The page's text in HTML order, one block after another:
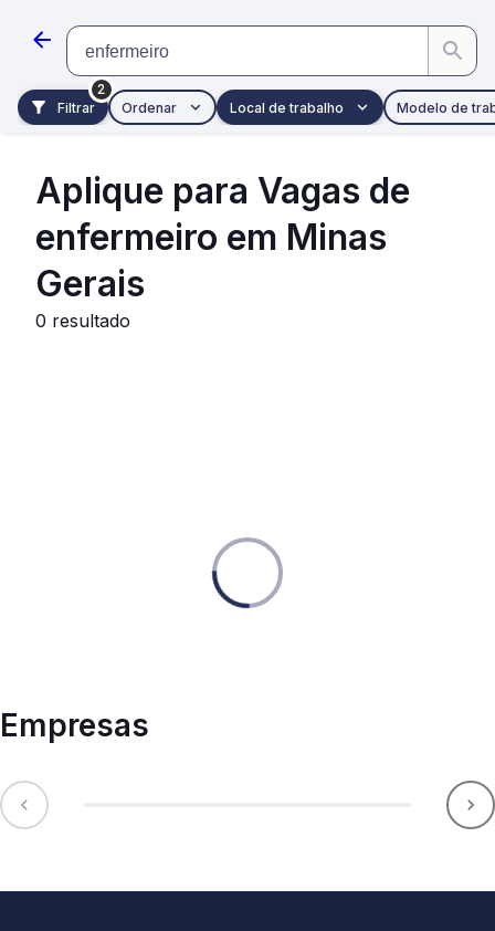
Pular para o conteúdo principal
enfermeiro
Filtrar
2
Ordenar Local de trabalho Modelo de
Aplique para Vagas de
enfermeiro em Minas
Gerais
0 resultado
Empresas